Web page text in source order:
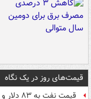
قیمت‌های روز در یک نگاه
قیمت نفت به ۸۳ دلار و ۵۵ سنت در هر بشکه رسید